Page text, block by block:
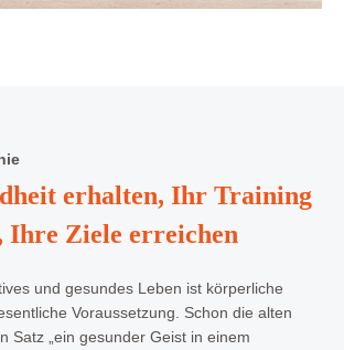
erhalten, Ihr Training
Ihre Ziele erreichen
und gesundes Leben ist körperliche
Voraussetzung. Schon die alten
Satz „ein gesunder Geist in einem